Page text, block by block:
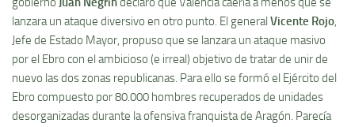
lanzara un ataque diversivo en otro punto. El general Vicente Rojo,
Jefe de Estado Mayor, propuso que se lanzara un ataque masivo
por el Ebro con el ambicioso (e irreal) objetivo de tratar de unir de
nuevo las dos zonas republicanas. Para ello se formó el Ejército del
Ebro compuesto por 80.000 hombres recuperados de unidades
desorganizadas durante la ofensiva franquista de Aragón. Parecí­a